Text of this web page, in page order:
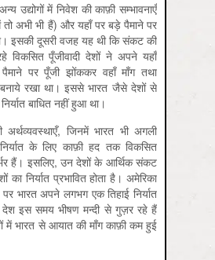
उद्योगों में निवेश की काफ़ी सम्भावनाएँ
अभी भी हैं) और यहाँ पर बड़े पैमाने पर
इसकी दूसरी वजह यह थी कि संकट की
विकसित पूँजीवादी देशों ने अपने यहाँ
पर पूँजी झोंककर वहाँ माँग तथा
बनाये रखा था। इससे भारत जैसे देशों से
बाधित नहीं हुआ था।
अर्थव्यवस्थाएँ, जिनमें भारत भी अगली
के लिए काफ़ी हद तक विकसित
हैं। इसलिए, उन देशों के आर्थिक संकट
निर्यात प्रभावित होता है। अमेरिका
भारत अपने लगभग एक तिहाई निर्यात
देश इस समय भीषण मन्दी से गुज़र रहे हैं
भारत से आयात की माँग काफ़ी कम हुई